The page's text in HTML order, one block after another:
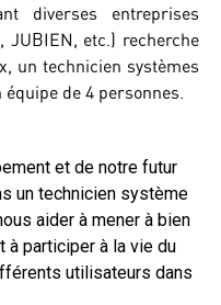
diverses entreprises
JUBIEN, etc.) recherche
un technicien systèmes
de 4 personnes.
et de notre futur
un technicien système
aider à mener à bien
participer à la vie du
utilisateurs dans